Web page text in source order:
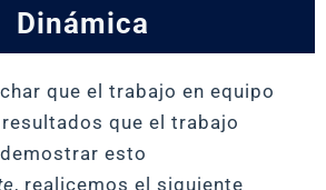
Dinámica
que el trabajo en equipo
que el trabajo
esto
, realicemos el siguiente